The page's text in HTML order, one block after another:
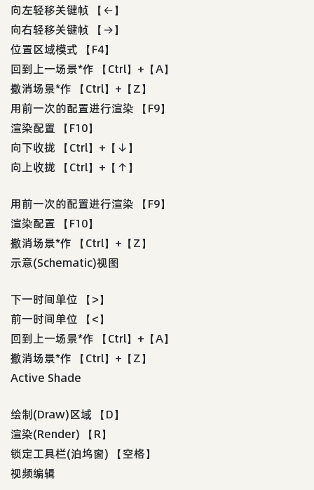
向左轻移关键帧 【←】
向右轻移关键帧 【→】
位置区域模式 【F4】
回到上一场景*作 【Ctrl】+【A】
撤消场景*作 【Ctrl】+【Z】
用前一次的配置进行渲染 【F9】
渲染配置 【F10】
向下收拢 【Ctrl】+【↓】
向上收拢 【Ctrl】+【↑】
用前一次的配置进行渲染 【F9】
渲染配置 【F10】
撤消场景*作 【Ctrl】+【Z】
示意(Schematic)视图
下一时间单位 【>】
前一时间单位 【<】
回到上一场景*作 【Ctrl】+【A】
撤消场景*作 【Ctrl】+【Z】
Active Shade
绘制(Draw)区域 【D】
渲染(Render) 【R】
锁定工具栏(泊坞窗) 【空格】
视频编辑